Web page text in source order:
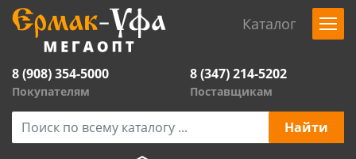
Каталог
8 (908) 354-5000
Покупателям
8 (347) 214-5202
Поставщикам